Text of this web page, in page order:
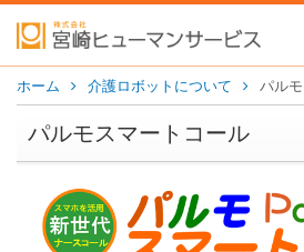
ホーム 介護ロボットについて パル
パルモスマートコール